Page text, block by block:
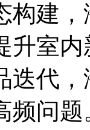
构建
升室
迭代
频问